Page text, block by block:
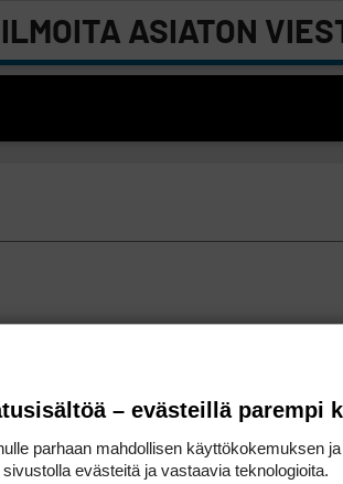
ILMOITA ASIATON
– evästeillä parempi
parhaan mahdollisen käyttökokemuksen
evästeitä ja vastaavia teknologioita.